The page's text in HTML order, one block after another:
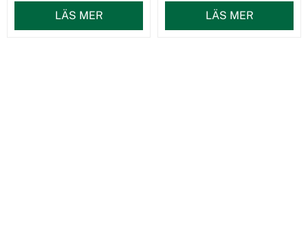
LÄS MER LÄS MER